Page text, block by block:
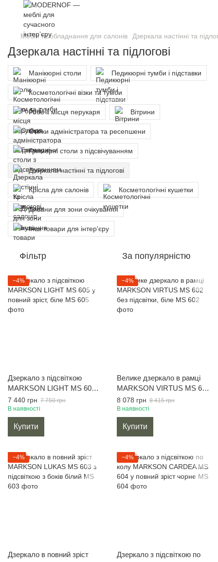
Меблі та обладнання для салонів Дзеркала настінні та
Дзеркала настінні та підлогові
Манікюрні столи Педикюрні тумби і підставки
Косметологічні візки та тумби
Робочі місця перукаря Вітрини
Стійки адміністратора та ресепшени
Гримерні столи з підсвічуванням
Дзеркала настінні та підлогові
Крісла для салонів Косметологічні кушетки
Дивани для зони очікування
Інші товари для інтер'єру
Фільтр За популярністю
−4%
Дзеркало з підсвіткою
MARKSON LIGHT MS 605 у
повний зріст, біле
7 440 грн 7 750 грн
В наявності
Купити
−4%
Велике дзеркало в рамці
MARKSON VIRTUS MS 602
без підсвітки, біле
8 078 грн 8 415 грн
В наявності
Купити
−4%
Дзеркало в повний зріст
−4%
Дзеркало з підсвіткою по